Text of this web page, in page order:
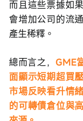
而且這些票據如
會增加公司的流
產生稀釋。
總而言之， GME
面顯示短期超買
市場反映看升情
的可轉債倉位與